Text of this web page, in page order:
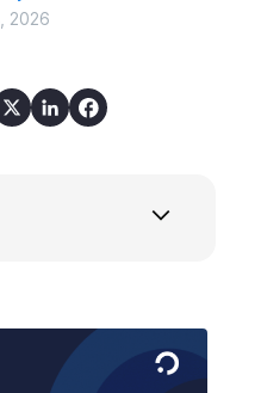
2026
Management